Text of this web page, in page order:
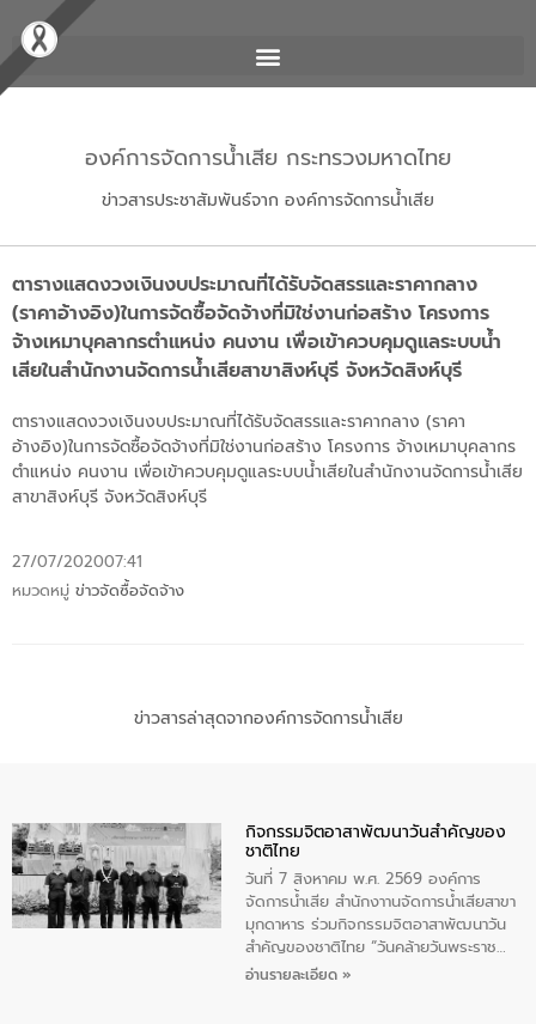
องค์การจัดการน้ำเสีย กระทรวงมหาดไทย
ข่าวสารประชาสัมพันธ์จาก องค์การจัดการน้ำเสีย
ตารางแสดงวงเงินงบประมาณที่ได้รับจัดสรรและราคากลาง
(ราคาอ้างอิง)ในการจัดซื้อจัดจ้างที่มิใช่งานก่อสร้าง โครงการ
จ้างเหมาบุคลากรตำแหน่ง คนงาน เพื่อเข้าควบคุมดูแลระบบน้ำ
เสียในสำนักงานจัดการน้ำเสียสาขาสิงห์บุรี จังหวัดสิงห์บุรี
ตารางแสดงวงเงินงบประมาณที่ได้รับจัดสรรและราคากลาง (ราคา
อ้างอิง)ในการจัดซื้อจัดจ้างที่มิใช่งานก่อสร้าง โครงการ จ้างเหมาบุคลากร
ตำแหน่ง คนงาน เพื่อเข้าควบคุมดูแลระบบน้ำเสียในสำนักงานจัดการน้ำเสีย
สาขาสิงห์บุรี จังหวัดสิงห์บุรี
27/07/202007:41
หมวดหมู่ ข่าวจัดซื้อจัดจ้าง
ข่าวสารล่าสุดจากองค์การจัดการน้ำเสีย
กิจกรรมจิตอาสาพัฒนาวันสําคัญของ
ชาติไทย
วันที่ 7 สิงหาคม พ.ศ. 2569 องค์การ
จัดการน้ำเสีย สำนักงาานจัดการน้ำเสียสาขา
มุกดาหาร ร่วมกิจกรรมจิตอาสาพัฒนาวัน
สําคัญของชาติไทย “วันคล้ายวันพระราช
สมภพ สมเด็จพระนางเจ้าสิริกิติ์พระบรม
อ่านรายละเอียด »